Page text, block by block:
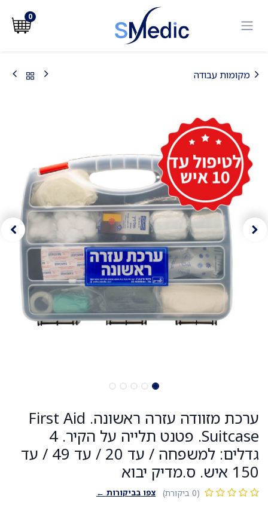
0
מקומות עבודה
ערכת מזוודה עזרה ראשונה. First Aid
Suitcase. פטנט תלייה על הקיר. 4
גדלים: למשפחה / עד 20 / עד 49 / עד
150 איש. ס.מדיק יבוא
(0 ביקורת) צפו בביקורות ←